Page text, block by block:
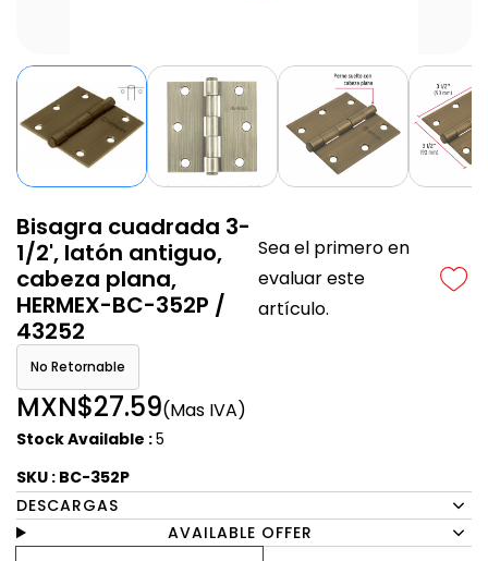
Bisagra cuadrada 3-
1/2', latón antiguo,
cabeza plana,
HERMEX-BC-352P /
43252
Sea el primero en
evaluar este
artículo.
No Retornable
MXN$27.59(Mas IVA)
Stock Available :5
SKU : BC-352P
DESCARGAS
AVAILABLE OFFER